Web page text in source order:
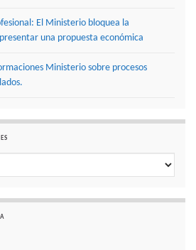
El Ministerio bloquea la
una propuesta económica
Ministerio sobre procesos